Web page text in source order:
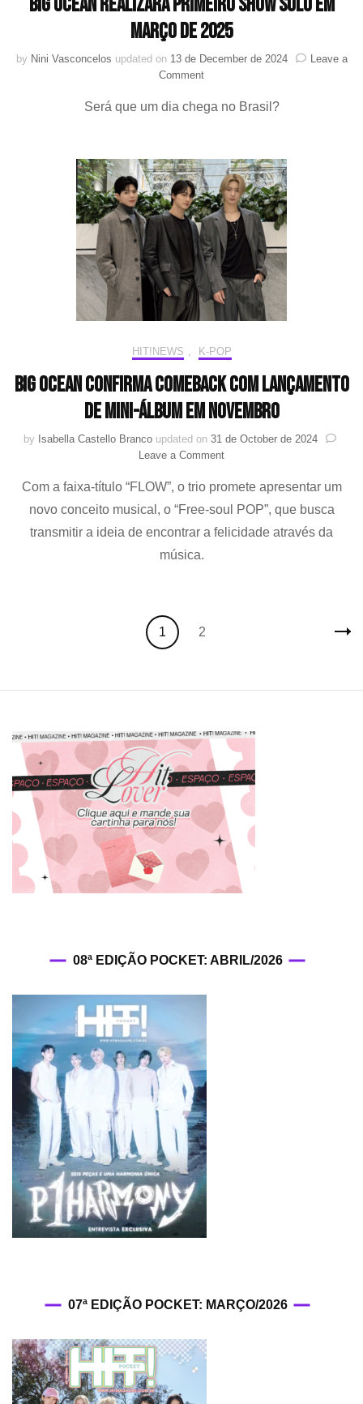
Big Ocean realizará primeiro show solo em
março de 2025
by Nini Vasconcelos updated on 13 de December de 2024
Leave a
Commenton
Ocean
solo
em
março
de
2025
Será que um dia chega no Brasil?
HIT!NEWS K-POP
Big Ocean confirma comeback com lançamento
de mini-álbum em novembro
by Isabella Castello Branco updated on 31 de October de 2024
Leave a Commenton
Ocean
confirma
comeback
com
Com a faixa-título “FLOW”, o trio promete apresentar um
novo conceito musical, o “Free-soul POP”, que busca
transmitir a ideia de encontrar a felicidade através da
música.
Page
1 Page
2
08ª EDIÇÃO POCKET: ABRIL/2026
07ª EDIÇÃO POCKET: MARÇO/2026